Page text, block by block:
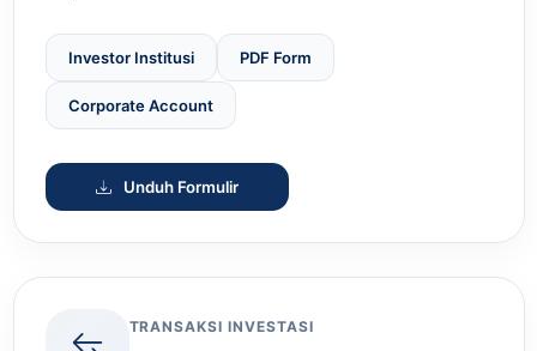
Investor Institusi PDF Form
Corporate Account
Unduh Formulir
TRANSAKSI INVESTASI